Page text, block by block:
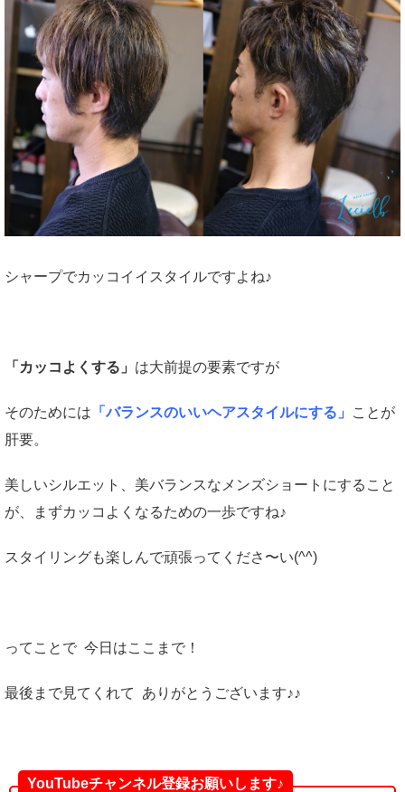
シャープでカッコイイスタイルですよね♪
「カッコよくする」 は大前提の要素ですが
そのためには 「バランスのいいヘアスタイルにする」
ことが
肝要。
美しいシルエット、美バランスなメンズショートにすること
が、まずカッコよくなるための一歩ですね♪
スタイリングも楽しんで頑張ってくださ〜い(^^)
ってことで 今日はここまで！
最後まで見てくれて ありがとうございます♪♪
YouTubeチャンネル登録お願いします♪